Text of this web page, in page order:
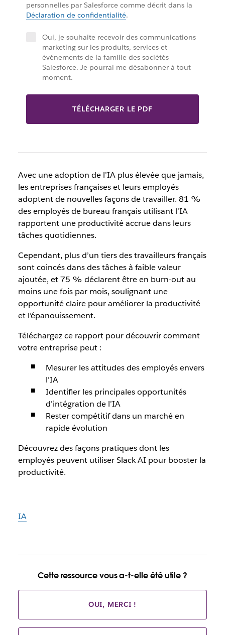
personnelles par Salesforce comme décrit dans la
Déclaration de confidentialité.
Oui, je souhaite recevoir des communications
marketing sur les produits, services et
événements de la famille des sociétés
Salesforce. Je pourrai me désabonner à tout
moment.
TÉLÉCHARGER LE PDF
Avec une adoption de l’IA plus élevée que jamais,
les entreprises françaises et leurs employés
adoptent de nouvelles façons de travailler. 81 %
des employés de bureau français utilisant l’IA
rapportent une productivité accrue dans leurs
tâches quotidiennes.
Cependant, plus d’un tiers des travailleurs français
sont coincés dans des tâches à faible valeur
ajoutée, et 75 % déclarent être en burn-out au
moins une fois par mois, soulignant une
opportunité claire pour améliorer la productivité
et l’épanouissement.
Téléchargez ce rapport pour découvrir comment
votre entreprise peut :
Mesurer les attitudes des employés envers
l’IA
Identifier les principales opportunités
d’intégration de l’IA
Rester compétitif dans un marché en
rapide évolution
Découvrez des façons pratiques dont les
employés peuvent utiliser Slack AI pour booster la
productivité.
IA
Cette ressource vous a-t-elle été utile ?
OUI, MERCI !